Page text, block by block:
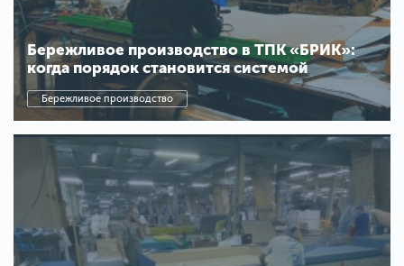
Бережливое производство в ТПК «БРИК»:
когда порядок становится системой
Бережливое производство